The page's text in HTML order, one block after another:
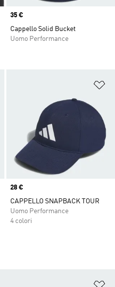
Price
35 €
Cappello Solid Bucket
Uomo Performance
Aggiungi alla lista dei desideri
Price
28 €
CAPPELLO SNAPBACK TOUR
Uomo Performance
4 colori